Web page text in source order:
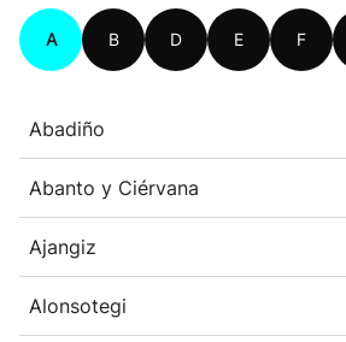
A B D E F
Abadiño
Abanto y Ciérvana
Ajangiz
Alonsotegi